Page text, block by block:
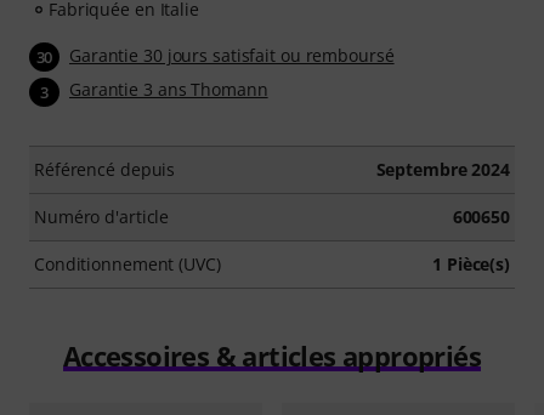
Fabriquée en Italie
30 Garantie 30 jours satisfait ou remboursé
3 Garantie 3 ans Thomann
Référencé depuis Septembre 2024
Numéro d'article 600650
Conditionnement (UVC) 1 Pièce(s)
Accessoires & articles appropriés